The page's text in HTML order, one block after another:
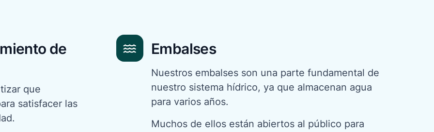
de
que
satisfacer las
Embalses
Nuestros embalses son una parte fundamental de
nuestro sistema hídrico, ya que almacenan agua
para varios años.
Muchos de ellos están abiertos al público para